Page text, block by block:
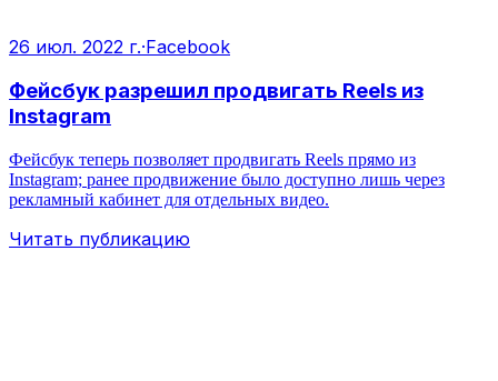
26 июл. 2022 г.·Facebook
Фейсбук разрешил продвигать Reels из
Instagram
Фейсбук теперь позволяет продвигать Reels прямо из
Instagram; ранее продвижение было доступно лишь через
рекламный кабинет для отдельных видео.
Читать публикацию